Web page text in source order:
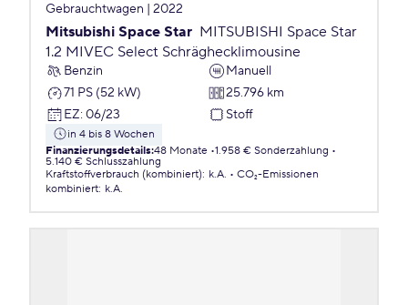
Gebrauchtwagen | 2022
Mitsubishi Space Star MITSUBISHI Space Star
1.2 MIVEC Select Schräghecklimousine
Benzin
Manuell
71 PS (52 kW)
25.796 km
EZ: 06/23 Stoff
in 4 bis 8 Wochen
Finanzierungsdetails:48 Monate 1.958 € Sonderzahlung
5.140 € Schlusszahlung
Kraftstoffverbrauch (kombiniert): k.A.
CO₂-Emissionen
kombiniert: k.A.